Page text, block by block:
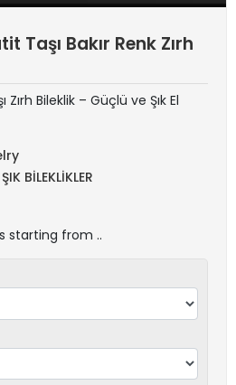
Taşı Bakır Renk Zırh
Zırh Bileklik – Güçlü ve Şık El
BİLEKLİKLER
starting from ..